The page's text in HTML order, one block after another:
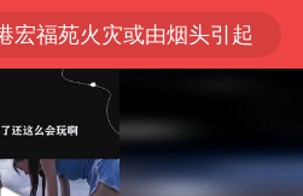
宏福苑火灾或由烟头引起
台州《告全体市民书》
斯兰版北约来了吗
宜宾3.4级地震